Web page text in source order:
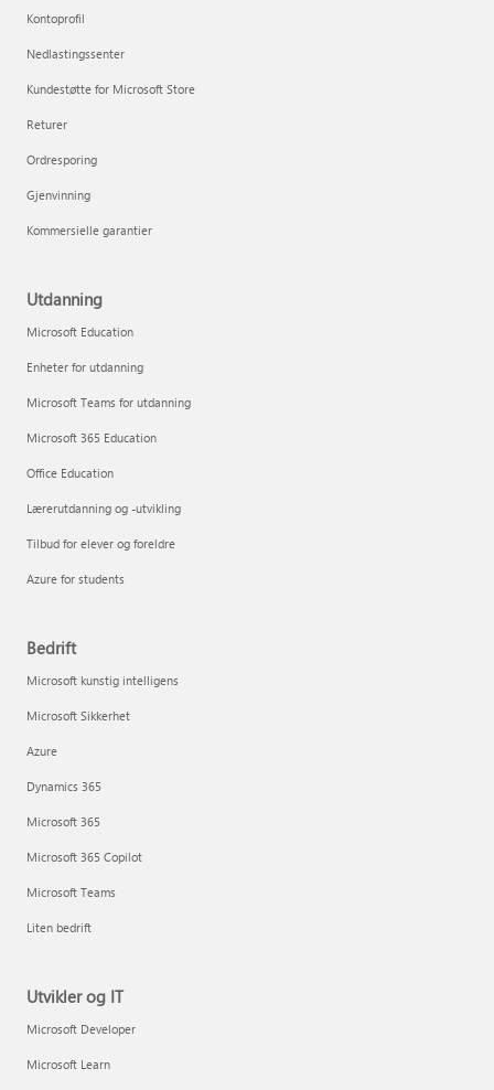
Kontoprofil
Nedlastingssenter
Kundestøtte for Microsoft Store
Returer
Ordresporing
Gjenvinning
Kommersielle garantier
Utdanning
Microsoft Education
Enheter for utdanning
Microsoft Teams for utdanning
Microsoft 365 Education
Office Education
Lærerutdanning og -utvikling
Tilbud for elever og foreldre
Azure for students
Bedrift
Microsoft kunstig intelligens
Microsoft Sikkerhet
Azure
Dynamics 365
Microsoft 365
Microsoft 365 Copilot
Microsoft Teams
Liten bedrift
Utvikler og IT
Microsoft Developer
Microsoft Learn